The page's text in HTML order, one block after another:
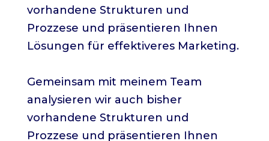
vorhandene Strukturen und
Prozzese und präsentieren Ihnen
Lösungen für effektiveres Marketing.
Gemeinsam mit meinem Team
analysieren wir auch bisher
vorhandene Strukturen und
Prozzese und präsentieren Ihnen